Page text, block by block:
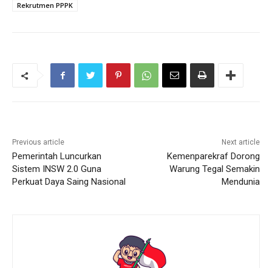
Rekrutmen PPPK
Previous article
Pemerintah Luncurkan
Sistem INSW 2.0 Guna
Perkuat Daya Saing Nasional
Next article
Kemenparekraf Dorong
Warung Tegal Semakin
Mendunia